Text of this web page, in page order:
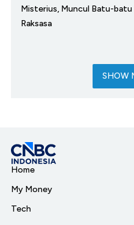
Misterius, Muncul Batu-batu
Raksasa
SHOW
Home
My Money
Tech